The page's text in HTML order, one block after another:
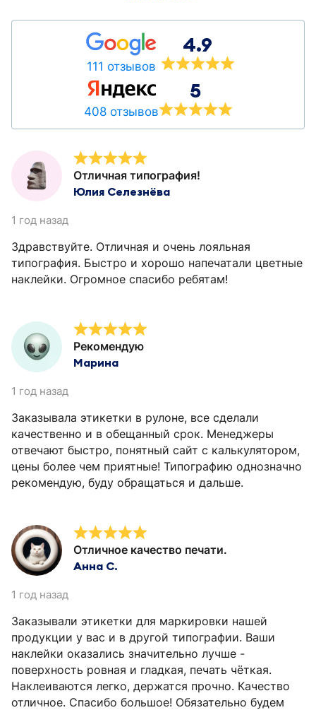
111 отзывов
4.9
408 отзывов
5
Отличная типография!
Юлия Селезнёва
1 год назад
Здравствуйте. Отличная и очень лояльная
типография. Быстро и хорошо напечатали цветные
наклейки. Огромное спасибо ребятам!
Рекомендую
Марина
1 год назад
Заказывала этикетки в рулоне, все сделали
качественно и в обещанный срок. Менеджеры
отвечают быстро, понятный сайт с калькулятором,
цены более чем приятные! Типографию однозначно
рекомендую, буду обращаться и дальше.
Отличное качество печати.
Анна С.
1 год назад
Заказывали этикетки для маркировки нашей
продукции у вас и в другой типографии. Ваши
наклейки оказались значительно лучше -
поверхность ровная и гладкая, печать чёткая.
Наклеиваются легко, держатся прочно. Качество
отличное. Спасибо большое! Обязательно будем